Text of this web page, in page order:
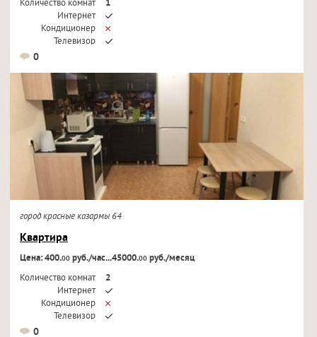
Количество комнат
1
Интернет
Кондиционер
Телевизор
0
город красные казармы 64
Квартира
Цена: 400.00руб./час...45000.00руб./месяц
Количество комнат
2
Интернет
Кондиционер
Телевизор
0